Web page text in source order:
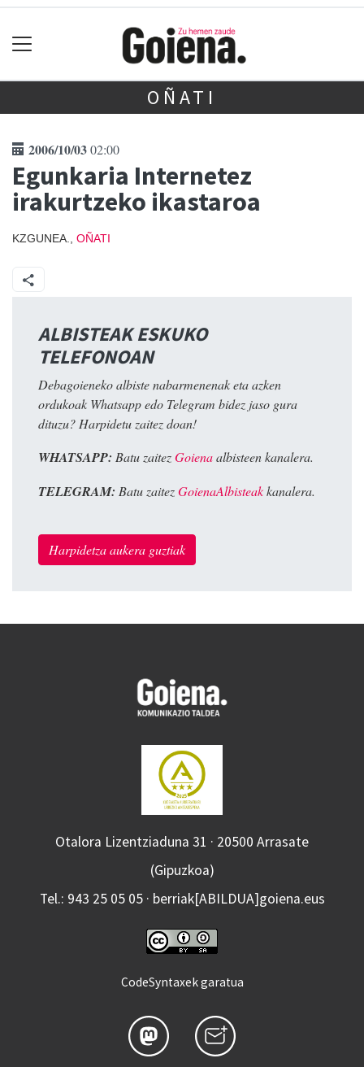
OÑATI
2006/10/0302:00
Egunkaria Internetez
irakurtzeko ikastaroa
KZGUNEA., OÑATI
ALBISTEAK ESKUKO
TELEFONOAN
Debagoieneko albiste nabarmenenak eta azken
ordukoak Whatsapp edo Telegram bidez jaso gura
dituzu? Harpidetu zaitez doan!
WHATSAPP: Batu zaitezGoienaalbisteen kanalera.
TELEGRAM: Batu zaitezGoienaAlbisteakkanalera.
Harpidetza aukera guztiak
Otalora Lizentziaduna 31 · 20500 Arrasate
(Gipuzkoa)
Tel.: 943 25 05 05 · berriak[ABILDUA]goiena.eus
CodeSyntaxek garatua